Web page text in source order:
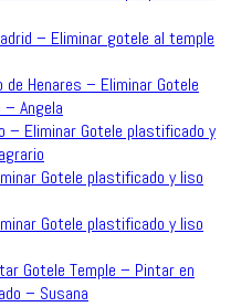
– Eliminar gotele al temple
Henares – Eliminar Gotele
Angela
– Eliminar Gotele plastificado y
Gotele plastificado y liso
Gotele plastificado y liso
Gotele Temple – Pintar en
– Susana